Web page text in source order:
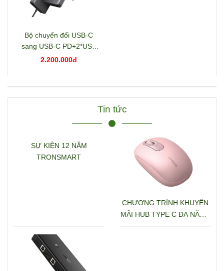
Bộ chuyển đổi USB-C
sang USB-C PD+2*USB
3.2+USB-C 3.2+2*USB
D/TF+3.5mm hỗ trợ 4K
Ugreen 15978 CM681
2.200.000đ
Tin tức
SỰ KIỆN 12 NĂM
TRONSMART
CHƯƠNG TRÌNH KHUYẾN
MÃI HUB TYPE C ĐA NĂNG